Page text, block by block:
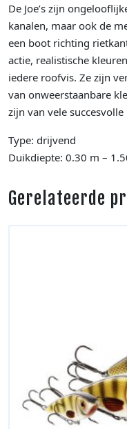
De Joe’s zijn
kanalen, maar ook de
een boot richting
actie, realistische
iedere roofvis. Ze zijn
van onweerstaanbare
zijn van vele
Type: drijvend
Duikdiepte: 0.30 m –
Gerelateerde